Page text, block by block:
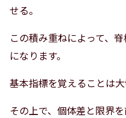
せる。
この積み重ねによって、
になります。
基本指標を覚えることは大
その上で、個体差と限界